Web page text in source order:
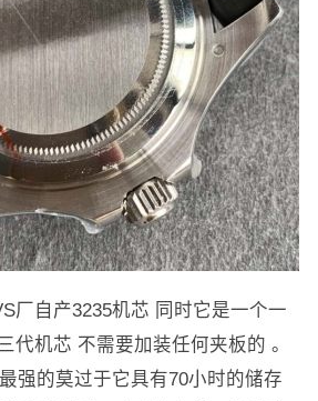
厂自产3235机芯 同时它是一个一
代机芯 不需要加装任何夹板的 。
强的莫过于它具有70小时的储存